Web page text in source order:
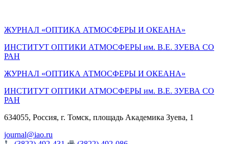
ЖУРНАЛ «ОПТИКА АТМОСФЕРЫ И ОКЕАНА»
ИНСТИТУТ ОПТИКИ АТМОСФЕРЫ им. В.Е. ЗУЕВА СО
РАН
ЖУРНАЛ «ОПТИКА АТМОСФЕРЫ И ОКЕАНА»
ИНСТИТУТ ОПТИКИ АТМОСФЕРЫ им. В.Е. ЗУЕВА СО
РАН
634055, Россия, г. Томск, площадь Академика Зуева, 1
journal@iao.ru